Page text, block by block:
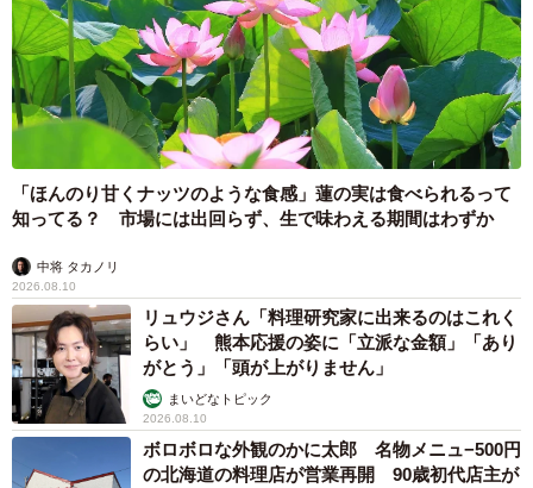
「ほんのり甘くナッツのような食感」蓮の実は食べられるって
知ってる？ 市場には出回らず、生で味わえる期間はわずか
中将 タカノリ
2026.08.10
リュウジさん「料理研究家に出来るのはこれく
らい」 熊本応援の姿に「立派な金額」「あり
がとう」「頭が上がりません」
まいどなトピック
2026.08.10
ボロボロな外観のかに太郎 名物メニュ−500円
の北海道の料理店が営業再開 90歳初代店主が